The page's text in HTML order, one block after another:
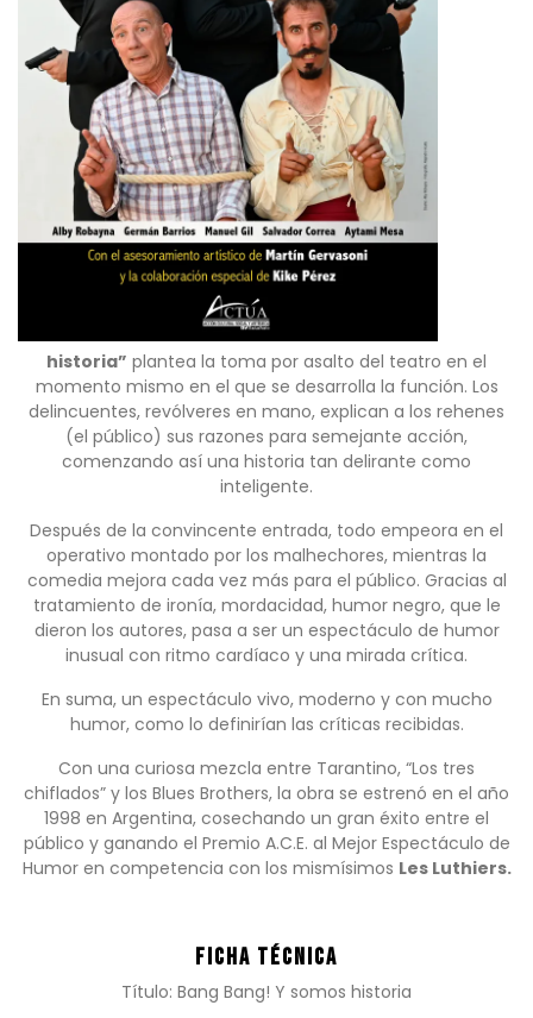
historia” plantea la toma por asalto del teatro en el
momento mismo en el que se desarrolla la función. Los
delincuentes, revólveres en mano, explican a los rehenes
(el público) sus razones para semejante acción,
comenzando así una historia tan delirante como
inteligente.
Después de la convincente entrada, todo empeora en el
operativo montado por los malhechores, mientras la
comedia mejora cada vez más para el público. Gracias al
tratamiento de ironía, mordacidad, humor negro, que le
dieron los autores, pasa a ser un espectáculo de humor
inusual con ritmo cardíaco y una mirada crítica.
En suma, un espectáculo vivo, moderno y con mucho
humor, como lo definirían las críticas recibidas.
Con una curiosa mezcla entre Tarantino, “Los tres
chiflados” y los Blues Brothers, la obra se estrenó en el año
1998 en Argentina, cosechando un gran éxito entre el
público y ganando el Premio A.C.E. al Mejor Espectáculo de
Humor en competencia con los mismísimos Les Luthiers.
Ficha Técnica
Título: Bang Bang! Y somos historia